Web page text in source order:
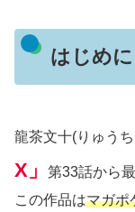
はじめに
龍茶文十(りゅう
X」
第33話から
この作品はマガポ